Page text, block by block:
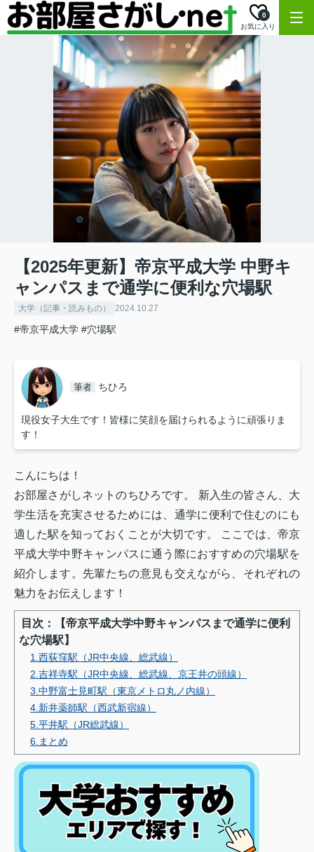
お気に入り
0
【2025年更新】帝京平成大学 中野キ
ャンパスまで通学に便利な穴場駅
大学（記事・読みもの） 2024.10.27
#帝京平成大学 #穴場駅
筆者 ちひろ
現役女子大生です！皆様に笑顔を届けられるように頑張りま
す！
こんにちは！
お部屋さがしネットのちひろです。 新入生の皆さん、大
学生活を充実させるためには、通学に便利で住むのにも
適した駅を知っておくことが大切です。 ここでは、 帝京
平成大学中野キャンパス に通う際におすすめの穴場駅を
紹介します。先輩たちの意見も交えながら、それぞれの
魅力をお伝えします！
目次：【帝京平成大学中野キャンパスまで通学に便利
な穴場駅】
1.西荻窪駅（JR中央線、総武線）
2.吉祥寺駅（JR中央線、総武線、京王井の頭線）
3.中野富士見町駅（東京メトロ丸ノ内線）
4.新井薬師駅（西武新宿線）
5.平井駅（JR総武線）
6.まとめ